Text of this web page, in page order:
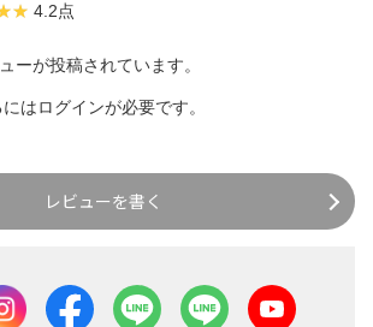
4.2点
ーが投稿されています。
はログインが必要です。
レビューを書く